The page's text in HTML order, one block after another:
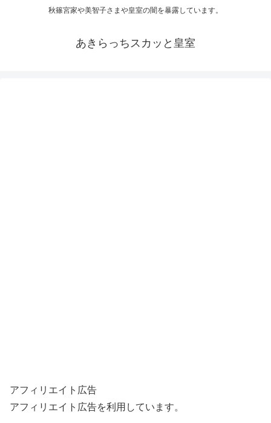
秋篠宮家や美智子さまや皇室の闇を暴露しています。
あきらっちスカッと皇室
アフィリエイト広告
アフィリエイト広告を利用しています。